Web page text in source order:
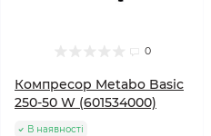
0
Компресор Metabo Basic
250-50 W (601534000)
В наявності